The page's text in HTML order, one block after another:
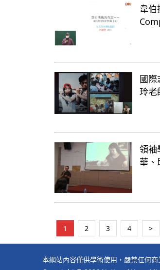
韋
國
玲老
領袖
華、
1 2 3 4 >
本網站內容僅供學術使用，嚴禁任何商